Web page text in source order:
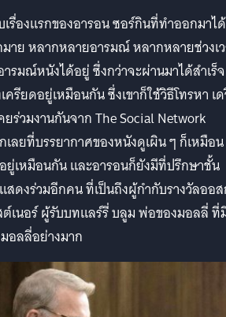
เรื่องแรกของอารอน ซอร์กินที่ทำออกมาไ
าย หลากหลายอารมณ์ หลากหลายช่วงเ
รมณ์หนังได้อยู่ ซึ่งกว่าจะผ่านมาได้สำเร็จ
ครียดอยู่เหมือนกัน ซึ่งเขาก็ใช้วิธีโทรหา เ
ร่วมงานกันจาก The Social Network
ลยที่บรรยากาศของหนังดูเผิน ๆ ก็เหมือน
ยู่เหมือนกัน และอารอนก็ยังมีที่ปรึกษาชั้น
สดงร่วมอีกคน ที่เป็นถึงผู้กำกับรางวัลออ
เนอร์ ผู้รับบทแลร์รี่ บลูม พ่อของมอลลี่ ที่
อลลี่อย่างมาก